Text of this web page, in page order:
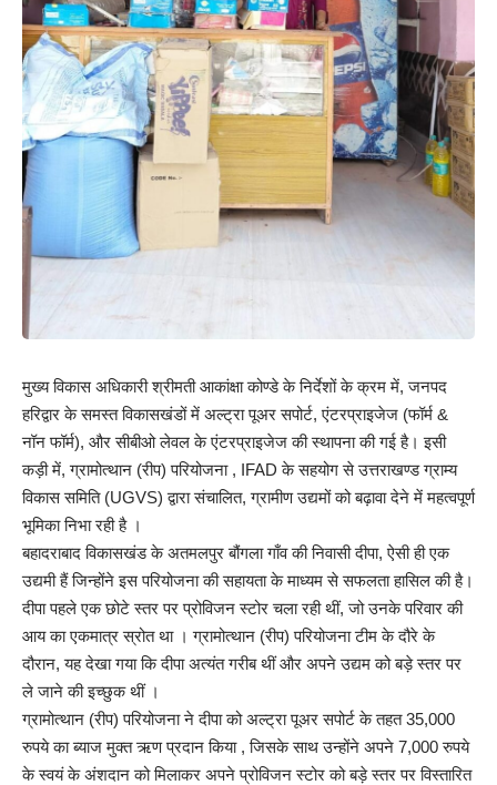
मुख्य विकास अधिकारी श्रीमती आकांक्षा कोण्डे के निर्देशों के क्रम में, जनपद
हरिद्वार के समस्त विकासखंडों में अल्ट्रा पूअर सपोर्ट, एंटरप्राइजेज (फॉर्म &
नॉन फॉर्म), और सीबीओ लेवल के एंटरप्राइजेज की स्थापना की गई है। इसी
कड़ी में, ग्रामोत्थान (रीप) परियोजना , IFAD के सहयोग से उत्तराखण्ड ग्राम्य
विकास समिति (UGVS) द्वारा संचालित, ग्रामीण उद्यमों को बढ़ावा देने में महत्वपूर्ण
भूमिका निभा रही है ।
बहादराबाद विकासखंड के अतमलपुर बौंगला गाँव की निवासी दीपा, ऐसी ही एक
उद्यमी हैं जिन्होंने इस परियोजना की सहायता के माध्यम से सफलता हासिल की है।
दीपा पहले एक छोटे स्तर पर प्रोविजन स्टोर चला रही थीं, जो उनके परिवार की
आय का एकमात्र स्रोत था । ग्रामोत्थान (रीप) परियोजना टीम के दौरे के
दौरान, यह देखा गया कि दीपा अत्यंत गरीब थीं और अपने उद्यम को बड़े स्तर पर
ले जाने की इच्छुक थीं ।
ग्रामोत्थान (रीप) परियोजना ने दीपा को अल्ट्रा पूअर सपोर्ट के तहत 35,000
रुपये का ब्याज मुक्त ऋण प्रदान किया , जिसके साथ उन्होंने अपने 7,000 रुपये
के स्वयं के अंशदान को मिलाकर अपने प्रोविजन स्टोर को बड़े स्तर पर विस्तारित